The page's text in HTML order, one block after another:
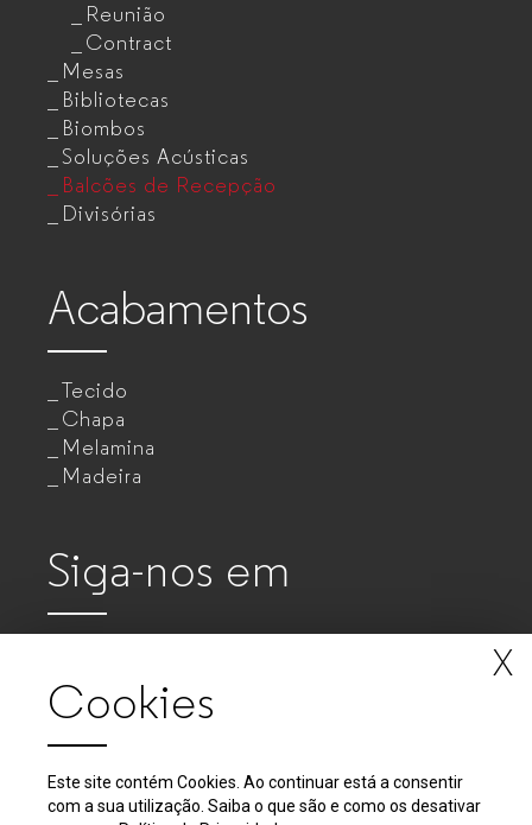
Reunião
Contract
Mesas
Bibliotecas
Biombos
Soluções Acústicas
Balcões de Recepção
Divisórias
Acabamentos
Tecido
Chapa
Melamina
Madeira
Siga-nos em
2018 - 2026 © GUIALMI - Empresa de Móveis Metálicos, SA
X
Cookies
Este site contém Cookies. Ao continuar está a consentir
com a sua utilização. Saiba o que são e como os desativar